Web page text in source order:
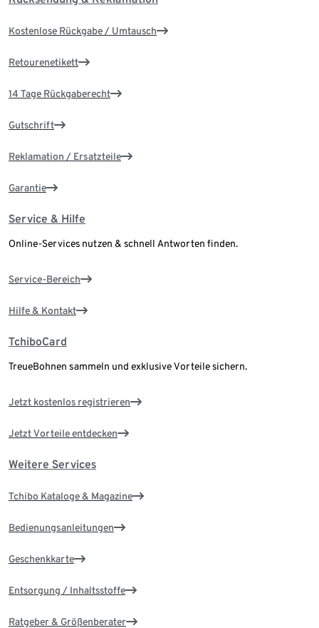
Kostenlose Rückgabe / Umtausch
Retourenetikett
14 Tage Rückgaberecht
Gutschrift
Reklamation / Ersatzteile
Garantie
Service & Hilfe
Online-Services nutzen & schnell Antworten finden.
Service-Bereich
Hilfe & Kontakt
TchiboCard
TreueBohnen sammeln und exklusive Vorteile sichern.
Jetzt kostenlos registrieren
Jetzt Vorteile entdecken
Weitere Services
Tchibo Kataloge & Magazine
Bedienungsanleitungen
Geschenkkarte
Entsorgung / Inhaltsstoffe
Ratgeber & Größenberater